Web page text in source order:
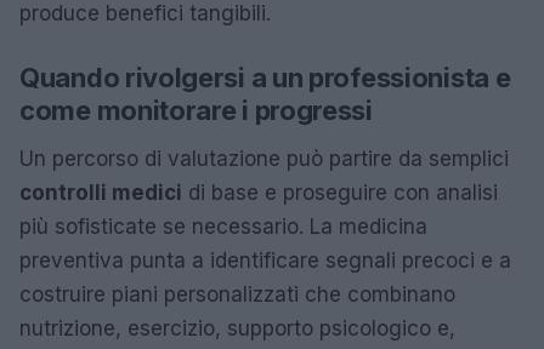
produce benefici tangibili.
Quando rivolgersi a un professionista e
come monitorare i progressi
Un percorso di valutazione può partire da semplici
controlli medici di base e proseguire con analisi
più sofisticate se necessario. La medicina
preventiva punta a identificare segnali precoci e a
costruire piani personalizzati che combinano
nutrizione, esercizio, supporto psicologico e,